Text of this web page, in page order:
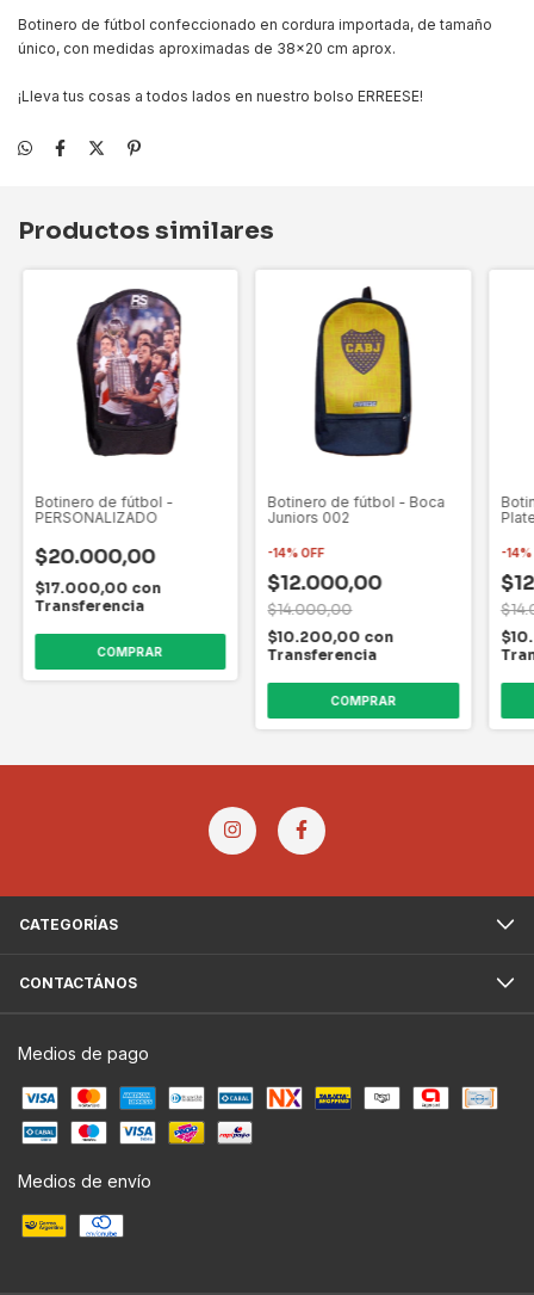
Botinero de fútbol confeccionado en cordura importada, de tamaño
único, con medidas aproximadas de 38x20 cm aprox.
¡Lleva tus cosas a todos lados en nuestro bolso ERREESE!
Productos similares
Botinero de fútbol -
PERSONALIZADO
$20.000,00
$17.000,00 con
Transferencia
Botinero de fútbol - Boca
Juniors 002
-14%OFF
$12.000,00
$14.000,00
$10.200,00 con
Transferencia
-14%
CATEGORÍAS
CONTACTÁNOS
Medios de pago
Medios de envío